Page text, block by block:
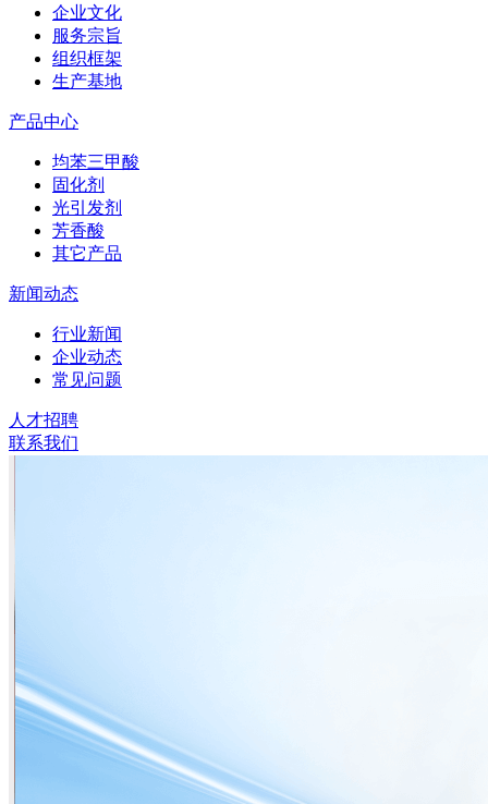
企业文化
服务宗旨
组织框架
生产基地
产品中心
均苯三甲酸
固化剂
光引发剂
芳香酸
其它产品
新闻动态
行业新闻
企业动态
常见问题
人才招聘
联系我们